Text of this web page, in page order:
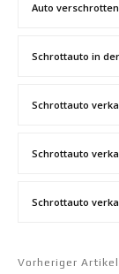
Auto
Schrottauto in
Schrottauto
Schrottauto
Schrottauto
Vorheriger Artikel